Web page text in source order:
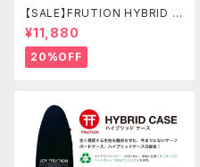
【SALE】FRUTION HYBRID C
ASE 7'6" FUN ハイブリッドケ
ース
¥11,880
20%OFF